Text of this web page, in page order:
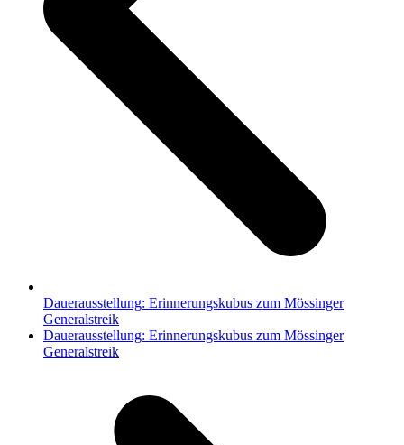
Dauerausstellung: Erinnerungskubus zum Mössinger
Generalstreik
Nächster
Beitrag:
Dauerausstellung: Erinnerungskubus zum Mössinger
Generalstreik